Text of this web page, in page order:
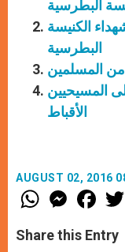
البطرسية
الكنيسة
البطرسية
المسلمين
المسيحيين
الأقباط
AUGUST 02, 2016
W
h
t
s
M
e
s
e
F
a
e
b
Share this Entry